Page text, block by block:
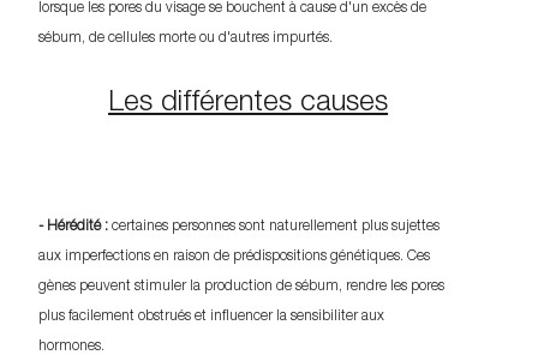
lorsque les pores du visage se bouchent à cause d'un excès de
sébum, de cellules morte ou d'autres impurtés.
Les différentes causes
- Hérédité :certaines personnes sont naturellement plus sujettes
aux imperfections en raison de prédispositions génétiques. Ces
gènes peuvent stimuler la production de sébum, rendre les pores
plus facilement obstrués et influencer la sensibiliter aux
hormones.